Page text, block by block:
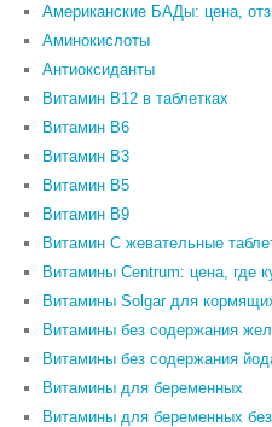
Американские БАДы: цена,
Аминокислоты
Антиоксиданты
Витамин B12 в таблетках
Витамин B6
Витамин В3
Витамин В5
Витамин В9
Витамин С жевательные
Витамины Centrum: цена, где
Витамины Solgar для
Витамины без содержания
Витамины без содержания
Витамины для беременных
Витамины для беременных